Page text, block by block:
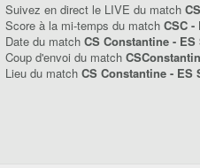
Suivez en direct le LIVE du match
Score à la mi-temps du match CSC -
Date du match CS Constantine - ES
Coup d'envoi du match
Lieu du match CS Constantine - ES